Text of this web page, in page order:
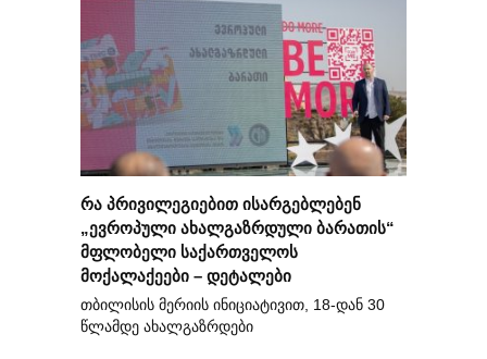
რა პრივილეგიებით ისარგებლებენ
„ევროპული ახალგაზრდული ბარათის“
მფლობელი საქართველოს
მოქალაქეები – დეტალები
თბილისის მერიის ინიციატივით, 18-დან 30
წლამდე ახალგაზრდები